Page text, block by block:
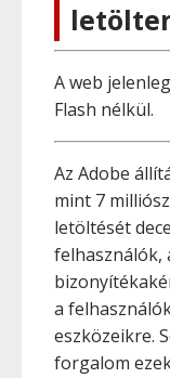
A web
Flash nélkül.
Az Adobe
mint 7
letöltését
felhasználók,
a
eszközeikre.
forgalom